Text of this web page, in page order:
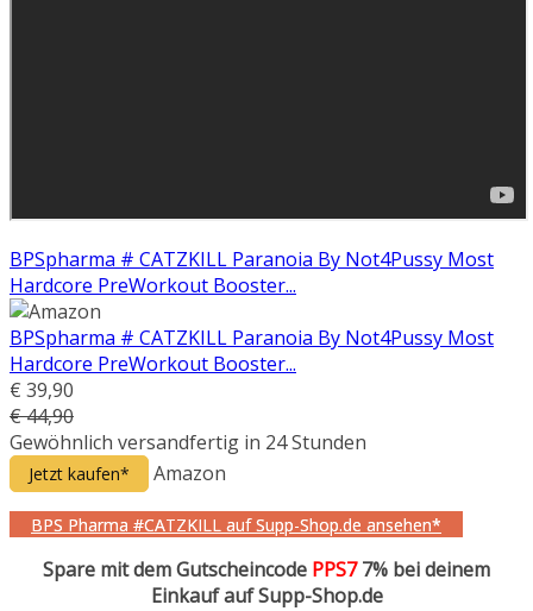
BPSpharma # CATZKILL Paranoia By Not4Pussy Most
Hardcore PreWorkout Booster...
BPSpharma # CATZKILL Paranoia By Not4Pussy Most
Hardcore PreWorkout Booster...
€ 39,90
€ 44,90
Gewöhnlich versandfertig in 24 Stunden
Jetzt kaufen* Amazon
BPS Pharma #CATZKILL auf Supp-Shop.de ansehen*
Spare mit dem Gutscheincode PPS77% bei deinem
Einkauf auf Supp-Shop.de